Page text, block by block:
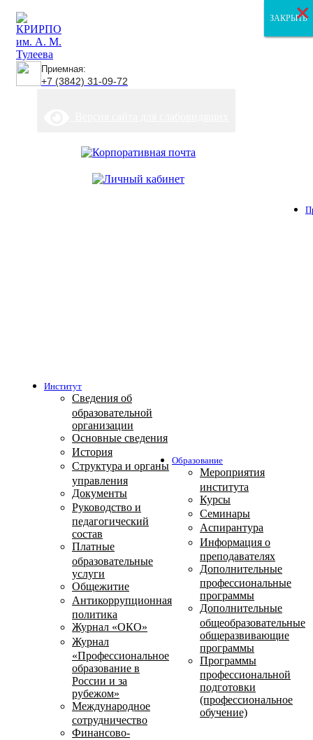
Приемная:
+7 (3842) 31-09-72
Институт
Сведения об
образовательной
организации
Основные сведения
История
Структура и органы
управления
Документы
Руководство и
педагогический
состав
Платные
образовательные
услуги
Общежитие
Антикоррупционная
политика
Журнал «ОКО»
Журнал
«Профессиональное
образование в
России и за
рубежом»
Международное
сотрудничество
Финансово-
Образование
Мероприятия
института
Курсы
Семинары
Аспирантура
Информация о
преподавателях
Дополнительные
профессиональные
программы
Дополнительные
общеобразовательные
общеразвивающие
программы
Программы
профессиональной
подготовки
(профессиональное
обучение)
ЗАКРЫТЬ
ЗАКРЫТЬ
ЗАКРЫТЬ
×
×
×